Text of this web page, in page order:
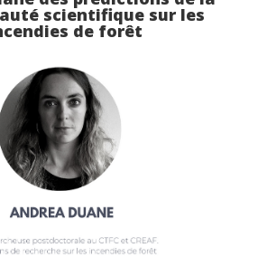
Créer un compte
DE IT PT
scientifique sur les
de forêt